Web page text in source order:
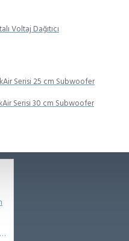
Voltaj Dağıtıcı
Serisi 25 cm Subwoofer
Serisi 30 cm Subwoofer
dakayıt olun.
XL-1040T | Powerbass 25 cm Slim Kutulu Subwoofer